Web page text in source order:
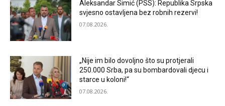
Aleksandar Simić (PSS): Republika Srpska
svjesno ostavljena bez robnih rezervi!
07.08.2026.
„Nije im bilo dovoljno što su protjerali
250.000 Srba, pa su bombardovali djecu i
starce u koloni!“
07.08.2026.